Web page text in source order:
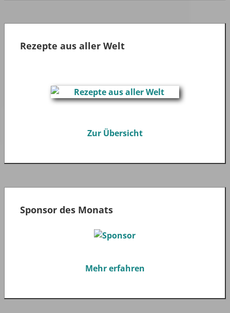
Rezepte aus aller Welt
Zur Übersicht
Sponsor des Monats
Mehr erfahren